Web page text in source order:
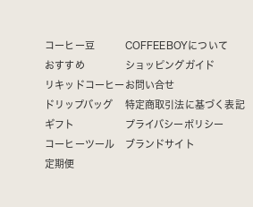
コーヒー豆
おすすめ
リキッドコーヒー
ドリップバッグ
ギフト
コーヒーツール
定期便
COFFEEBOYについて
ショッピングガイド
お問い合せ
特定商取引法に基づく表記
プライバシーポリシー
ブランドサイト